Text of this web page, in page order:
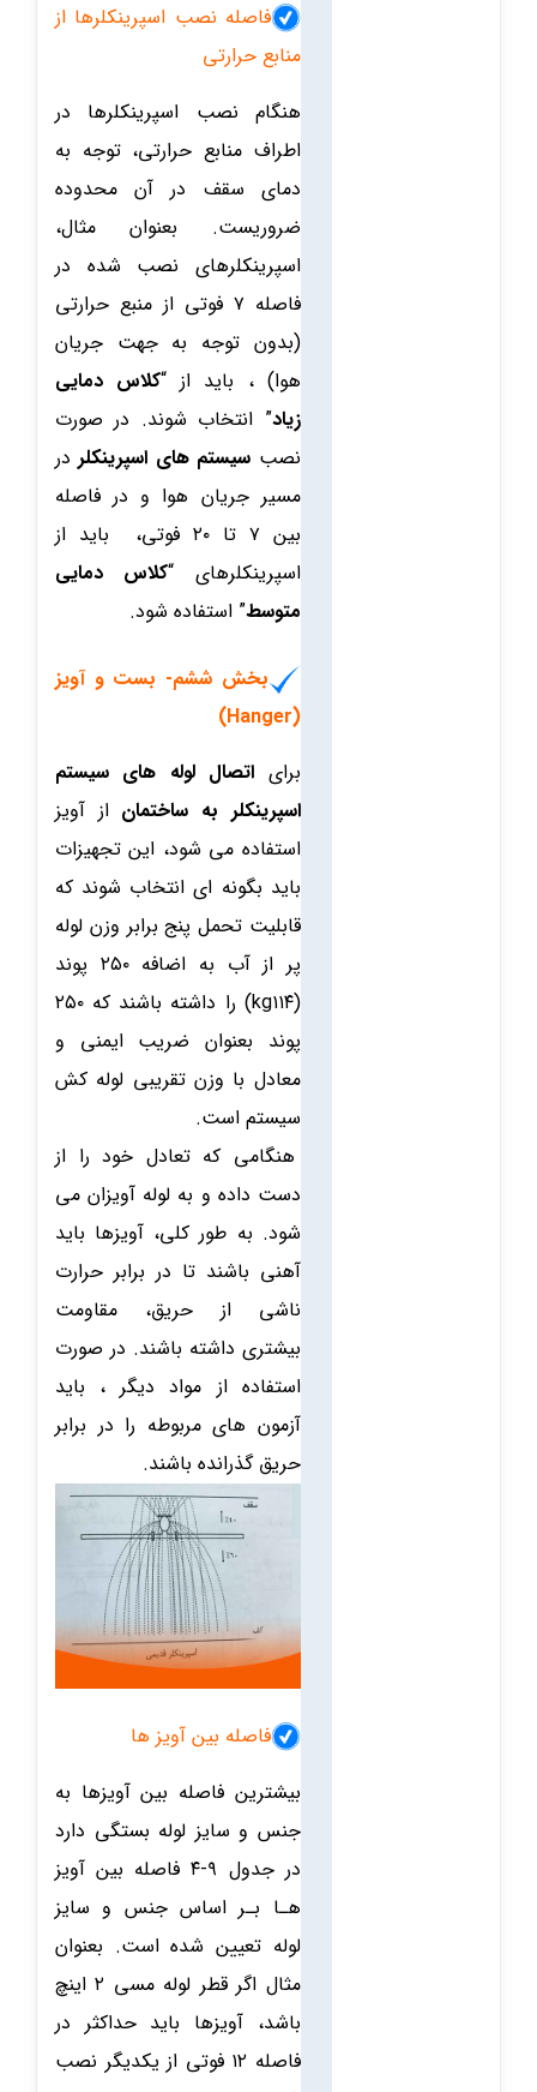
فاصله نصب اسپرینکلرها از
منابع حرارتی
هنگام نصب اسپرینکلرها در
اطراف منابع حرارتی، توجه به
دمای سقف در آن محدوده
ضروریست. بعنوان مثال،
اسپرینکلرهای نصب شده در
فاصله ۷ فوتی از منبع حرارتی
(بدون توجه به جهت جریان
هوا) ، باید از “کلاس دمایی
زیاد” انتخاب شوند. در صورت
نصب سیستم های اسپرینکلر در
مسیر جریان هوا و در فاصله
بین ۷ تا ۲۰ فوتی، باید از
اسپرینکلرهای “کلاس دمایی
متوسط” استفاده شود.
بخش ششم- بست و آویز
(Hanger)
برای اتصال لوله های سیستم
اسپرینکلر به ساختمان از آویز
استفاده می شود، این تجهیزات
باید بگونه ای انتخاب شوند که
قابلیت تحمل پنج برابر وزن لوله
پر از آب به اضافه ۲۵۰ پوند
(kg۱۱۴) را داشته باشند که ۲۵۰
پوند بعنوان ضریب ایمنی و
معادل با وزن تقریبی لوله کش
سیستم است.
هنگامی که تعادل خود را از
دست داده و به لوله آویزان می
شود. به طور کلی، آویزها باید
آهنی باشند تا در برابر حرارت
ناشی از حریق، مقاومت
بیشتری داشته باشند. در صورت
استفاده از مواد دیگر ، باید
آزمون های مربوطه را در برابر
حریق گذرانده باشند.
فاصله بین آویز ها
بیشترین فاصله بین آویزها به
جنس و سایز لوله بستگی دارد
در جدول ۹-۴ فاصله بین آویز
هـا بـر اساس جنس و سایز
لوله تعیین شده است. بعنوان
مثال اگر قطر لوله مسی ۲ اینچ
باشد، آویزها باید حداکثر در
فاصله ۱۲ فوتی از یکدیگر نصب